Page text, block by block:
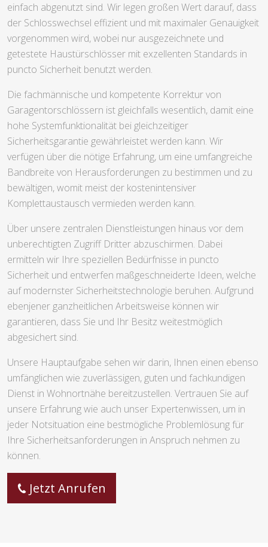
einfach abgenutzt sind. Wir legen großen Wert darauf, dass
der Schlosswechsel effizient und mit maximaler Genauigkeit
vorgenommen wird, wobei nur ausgezeichnete und
getestete Haustürschlösser mit exzellenten Standards in
puncto Sicherheit benutzt werden.
Die fachmännische und kompetente Korrektur von
Garagentorschlössern ist gleichfalls wesentlich, damit eine
hohe Systemfunktionalität bei gleichzeitiger
Sicherheitsgarantie gewährleistet werden kann. Wir
verfügen über die nötige Erfahrung, um eine umfangreiche
Bandbreite von Herausforderungen zu bestimmen und zu
bewältigen, womit meist der kostenintensiver
Komplettaustausch vermieden werden kann.
Über unsere zentralen Dienstleistungen hinaus vor dem
unberechtigten Zugriff Dritter abzuschirmen. Dabei
ermitteln wir Ihre speziellen Bedürfnisse in puncto
Sicherheit und entwerfen maßgeschneiderte Ideen, welche
auf modernster Sicherheitstechnologie beruhen. Aufgrund
ebenjener ganzheitlichen Arbeitsweise können wir
garantieren, dass Sie und Ihr Besitz weitestmöglich
abgesichert sind.
Unsere Hauptaufgabe sehen wir darin, Ihnen einen ebenso
umfänglichen wie zuverlässigen, guten und fachkundigen
Dienst in Wohnortnähe bereitzustellen. Vertrauen Sie auf
unsere Erfahrung wie auch unser Expertenwissen, um in
jeder Notsituation eine bestmögliche Problemlösung für
Ihre Sicherheitsanforderungen in Anspruch nehmen zu
können.
Jetzt Anrufen